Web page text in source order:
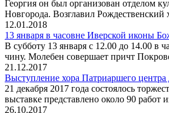
Георгия он был организован отделом
Новгорода. Возглавил
12.01.2018
13 января в часовне Иверской иконы
В субботу 13 января с 12.00 до 14.00 в
чину. Молебен совершает причт
21.12.2017
Выступление хора Патриаршего
21 декабря 2017 года состоялось
выставке представлено около 90
26.10.2017